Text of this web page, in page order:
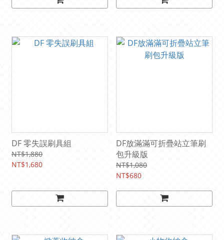
DF 零失誤刷具組
NT$1,880
NT$1,680
DF放滿滿可折疊站立筆刷
包升級版
NT$1,080
NT$680